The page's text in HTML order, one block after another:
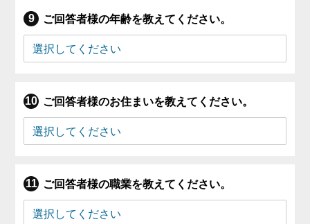
ご回答者様の年齢を教えてください。
ご回答者様のお住まいを教えてください。
ご回答者様の職業を教えてください。